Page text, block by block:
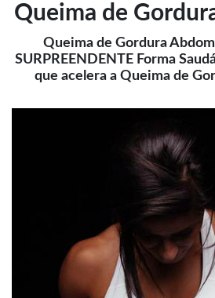
Queima de
Queima de Gordura
SURPREENDENTE Forma
que acelera a Queima de